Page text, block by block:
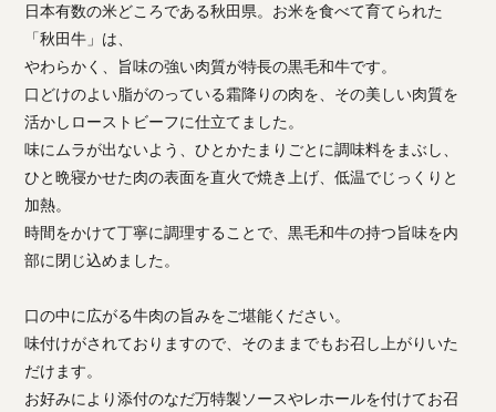
日本有数の米どころである秋田県。お米を食べて育てられた
「秋田牛」は、
やわらかく、旨味の強い肉質が特長の黒毛和牛です。
口どけのよい脂がのっている霜降りの肉を、その美しい肉質を
活かしローストビーフに仕立てました。
味にムラが出ないよう、ひとかたまりごとに調味料をまぶし、
ひと晩寝かせた肉の表面を直火で焼き上げ、低温でじっくりと
加熱。
時間をかけて丁寧に調理することで、黒毛和牛の持つ旨味を内
部に閉じ込めました。
口の中に広がる牛肉の旨みをご堪能ください。
味付けがされておりますので、そのままでもお召し上がりいた
だけます。
お好みにより添付のなだ万特製ソースやレホールを付けてお召